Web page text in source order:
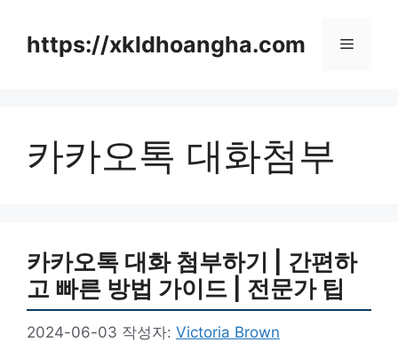
https://xkldhoangha.com 메
카카오톡 대화첨부
카카오톡 대화 첨부하기 | 간편하
고 빠른 방법 가이드 | 전문가 팁
2024-06-03 작성자: Victoria Brown